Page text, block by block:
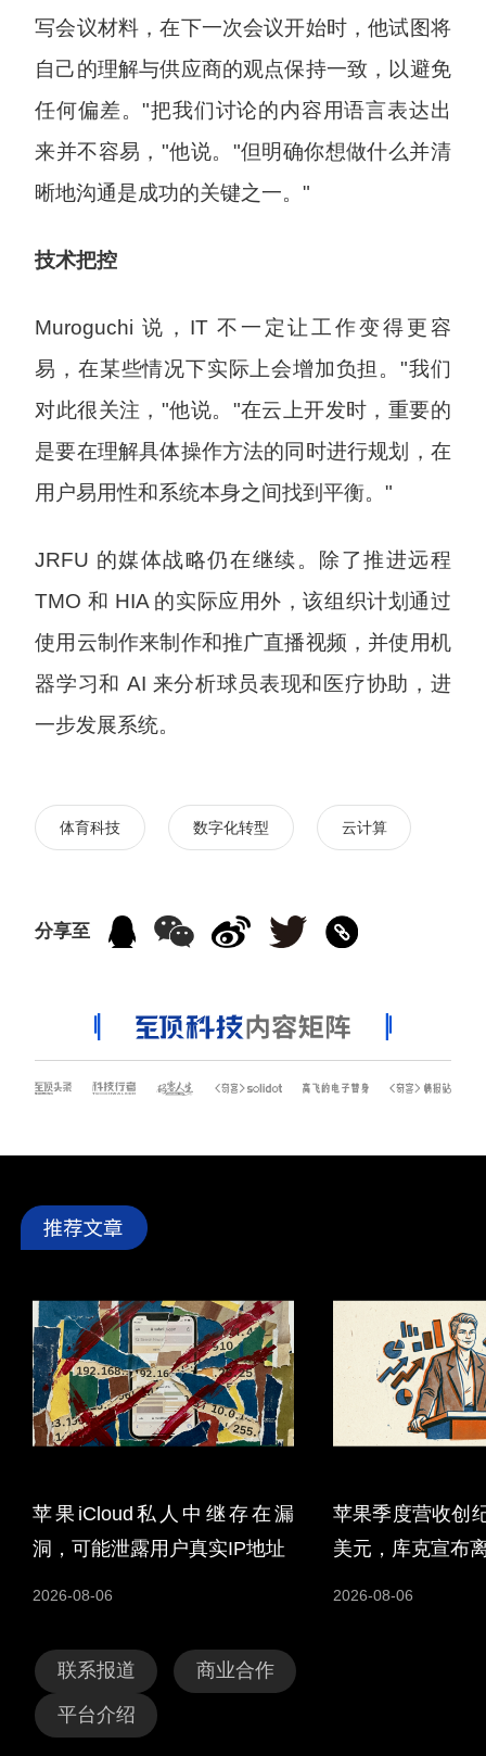
写会议材料，在下一次会议开始时，他试图将
自己的理解与供应商的观点保持一致，以避免
任何偏差。"把我们讨论的内容用语言表达出
来并不容易，"他说。"但明确你想做什么并清
晰地沟通是成功的关键之一。"
技术把控
Muroguchi 说，IT 不一定让工作变得更容
易，在某些情况下实际上会增加负担。"我们
对此很关注，"他说。"在云上开发时，重要的
是要在理解具体操作方法的同时进行规划，在
用户易用性和系统本身之间找到平衡。"
JRFU 的媒体战略仍在继续。除了推进远程
TMO 和 HIA 的实际应用外，该组织计划通过
使用云制作来制作和推广直播视频，并使用机
器学习和 AI 来分析球员表现和医疗协助，进
一步发展系统。
体育科技 数字化转型 云计算
分享至
苹果iCloud私人中继存在漏
洞，可能泄露用户真实IP地址
2026-08-06
苹果季度营收创
美元，库克宣布
2026-08-06
联系报道 商业合作
平台介绍